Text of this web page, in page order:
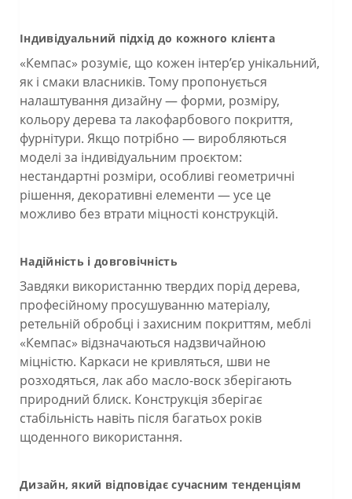
Індивідуальний підхід до кожного клієнта
«Кемпас» розуміє, що кожен інтер’єр унікальний,
як і смаки власників. Тому пропонується
налаштування дизайну — форми, розміру,
кольору дерева та лакофарбового покриття,
фурнітури. Якщо потрібно — виробляються
моделі за індивідуальним проєктом:
нестандартні розміри, особливі геометричні
рішення, декоративні елементи — усе це
можливо без втрати міцності конструкцій.
Надійність і довговічність
Завдяки використанню твердих порід дерева,
професійному просушуванню матеріалу,
ретельній обробці і захисним покриттям, меблі
«Кемпас» відзначаються надзвичайною
міцністю. Каркаси не кривляться, шви не
розходяться, лак або масло-воск зберігають
природний блиск. Конструкція зберігає
стабільність навіть після багатьох років
щоденного використання.
Дизайн, який відповідає сучасним тенденціям